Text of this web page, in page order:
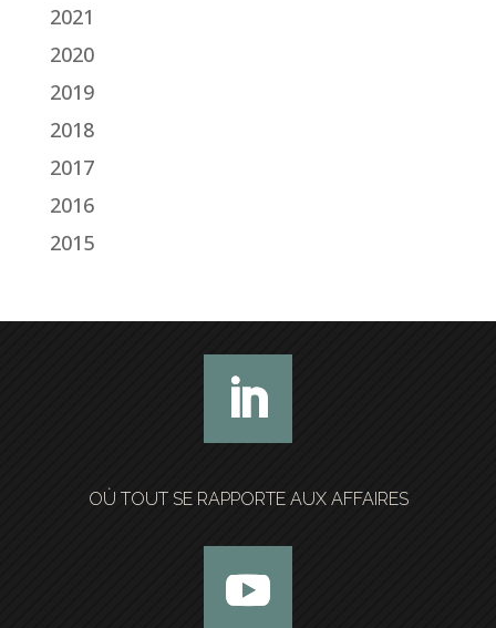
2021
2020
2019
2018
2017
2016
2015
OÙ TOUT SE RAPPORTE AUX AFFAIRES